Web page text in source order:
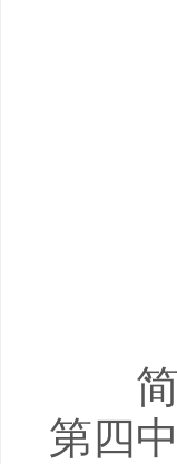
简介
第四